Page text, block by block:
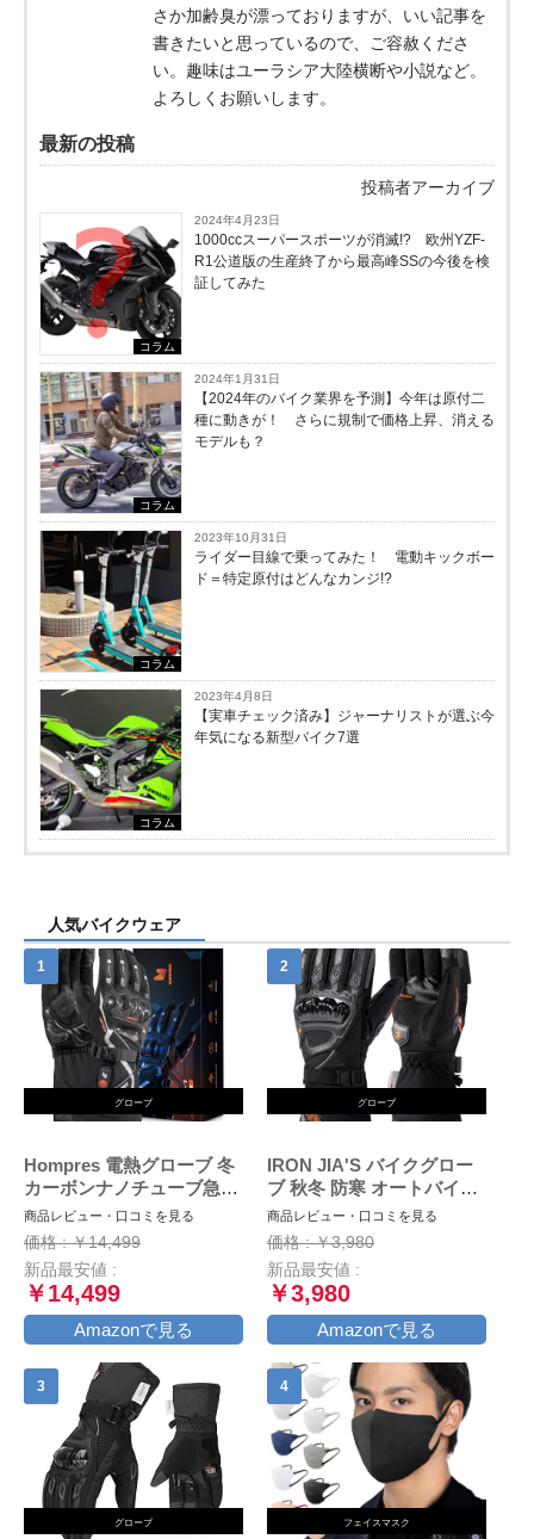
さか加齢臭が漂っておりますが、いい記事を
書きたいと思っているので、ご容赦くださ
い。趣味はユーラシア大陸横断や小説など。
よろしくお願いします。
最新の投稿
投稿者アーカイブ
コラム
2024年4月23日
1000ccスーパースポーツが消滅!? 欧州YZF-
R1公道版の生産終了から最高峰SSの今後を検
証してみた
コラム
2024年1月31日
【2024年のバイク業界を予測】今年は原付二
種に動きが！ さらに規制で価格上昇、消える
モデルも？
コラム
2023年10月31日
ライダー目線で乗ってみた！ 電動キックボー
ド＝特定原付はどんなカンジ!?
コラム
2023年4月8日
【実車チェック済み】ジャーナリストが選ぶ今
年気になる新型バイク7選
人気バイクウェア
グローブ
Hompres 電熱グローブ 冬
カーボンナノチューブ急速
発熱 バイク グローブ 大容
量バッテリー付 シガーソケ
ット給電 バッテリー残量表
示 4段階温度調節 スマホ対
応 防寒防風 撥水加工 通勤
通学 作業 男女兼用L
商品レビュー・口コミを見る
価格 : ￥14,499
新品最安値 :
￥14,499
Amazonで見る
グローブ
IRON JIA'S バイクグロー
ブ 秋冬 防寒 オートバイ手
袋 冬用 スマホ対応 防水 防
風 保護手袋 裏起毛 滑り止
め ブラック M
商品レビュー・口コミを見る
価格 : ￥3,980
新品最安値 :
￥3,980
Amazonで見る
グローブ フェイスマスク